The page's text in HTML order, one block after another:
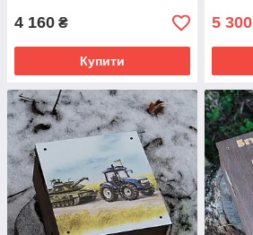
4 160 ₴
Купити
5 300